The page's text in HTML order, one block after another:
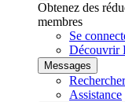
Obtenez des
membres
Se
Découvrir
Messages
Assistance